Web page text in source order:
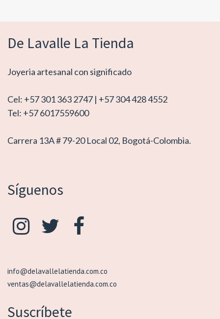
De Lavalle La Tienda
Joyeria artesanal con significado
Cel: +57 301 363 2747 | +57 304 428 4552
Tel: +57 6017559600
Carrera 13A # 79-20 Local 02, Bogotá-Colombia.
Síguenos
info@delavallelatienda.com.co
ventas@delavallelatienda.com.co
Suscríbete